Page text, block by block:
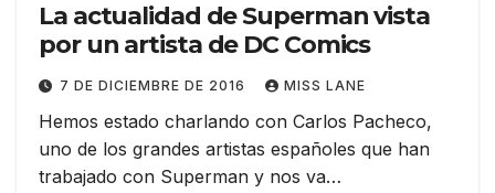
La actualidad de Superman vista
por un artista de DC Comics
7 DE DICIEMBRE DE 2016 MISS LANE
Hemos estado charlando con Carlos Pacheco,
uno de los grandes artistas españoles que han
trabajado con Superman y nos va…